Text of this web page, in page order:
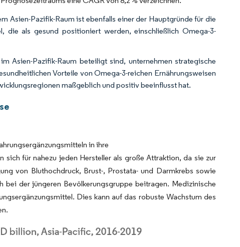
Asien-Pazifik-Raum ist ebenfalls einer der Hauptgründe für die
die als gesund positioniert werden, einschließlich Omega-3-
Asien-Pazifik-Raum beteiligt sind, unternehmen strategische
Vorteile von Omega-3-reichen Ernährungsweisen
maßgeblich und positiv beeinflusst hat.
in ihre
sich für nahezu jeden Hersteller als große Attraktion, da sie zur
von Bluthochdruck, Brust-, Prostata- und Darmkrebs sowie
bei der jüngeren Bevölkerungsgruppe beitragen. Medizinische
Dies kann auf das robuste Wachstum des